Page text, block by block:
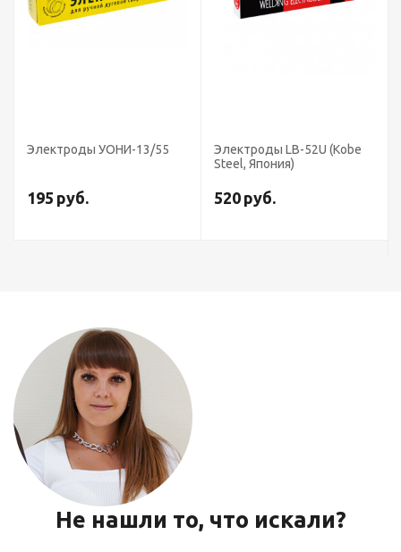
Электроды УОНИ-13/55
195 руб.
Электроды LB-52U (Kobe
Steel, Япония)
520 руб.
Не нашли то, что искали?